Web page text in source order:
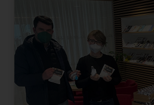
Wird zum Drosseln der
Anfragerate verwendet.
_gid
Wird verwendet, um
Benutzer zu unterscheiden.
container-
Speichert den aktuellen
Sessionstatus.